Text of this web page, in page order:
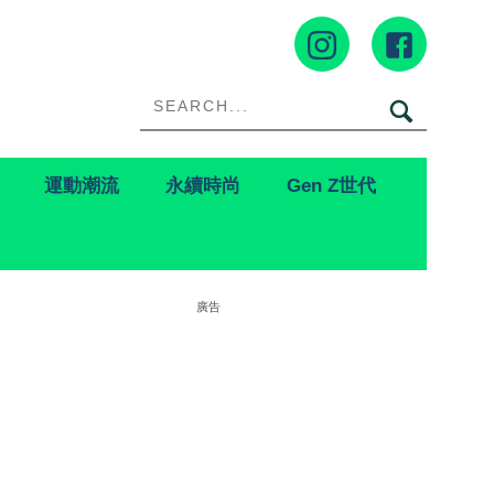
運動潮流 永續時尚 Gen Z世代
廣告